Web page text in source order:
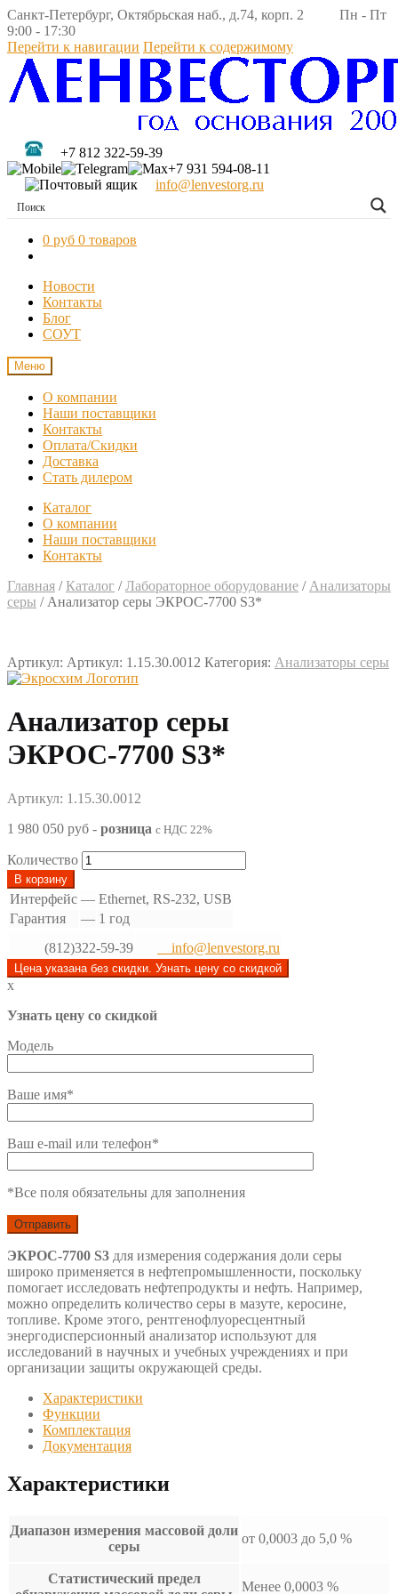
Санкт-Петербург, Октябрьская наб., д.74, корп. 2 Пн - Пт
9:00 - 17:30
Перейти к навигации Перейти к содержимому
+7 812 322-59-39
+7 931 594-08-11
info@lenvestorg.ru
0 руб 0 товаров
Новости
Контакты
Блог
СОУТ
Меню
О компании
Наши поставщики
Контакты
Оплата/Скидки
Доставка
Стать дилером
Каталог
О компании
Наши поставщики
Контакты
Главная / Каталог /Лабораторное оборудование / Анализаторы
серы / Анализатор серы ЭКРОС-7700 S3*
Артикул: Артикул: 1.15.30.0012 Категория: Анализаторы серы
Анализатор серы
ЭКРОС-7700 S3*
Артикул: 1.15.30.0012
1 980 050 руб - розница с НДС 22%
Количество
В корзину
Интерфейс — Ethernet, RS-232, USB
Гарантия
— 1 год
(812)322-59-39
info@lenvestorg.ru
Цена указана без скидки. Узнать цену со скидкой
x
Узнать цену со скидкой
Модель
Ваше имя*
Ваш e-mail или телефон*
*Все поля обязательны для заполнения
ЭКРОС-7700 S3 для измерения содержания доли серы
широко применяется в нефтепромышленности, поскольку
помогает исследовать нефтепродукты и нефть. Например,
можно определить количество серы в мазуте, керосине,
топливе. Кроме этого, рентгенофлуоресцентный
энергодисперсионный анализатор используют для
исследований в научных и учебных учреждениях и при
организации защиты окружающей среды.
Характеристики
Функции
Комплектация
Документация
Характеристики
Диапазон измерения массовой доли
серы
от 0,0003 до 5,0 %
Статистический предел
Менее 0,0003 %